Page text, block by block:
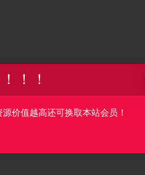
据类型、表达式和操作符，学完本
！！
价值越高还可换取本站会员！